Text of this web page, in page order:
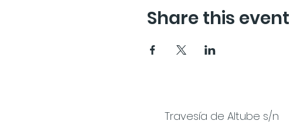
Share this event
Travesía de Altube s/n